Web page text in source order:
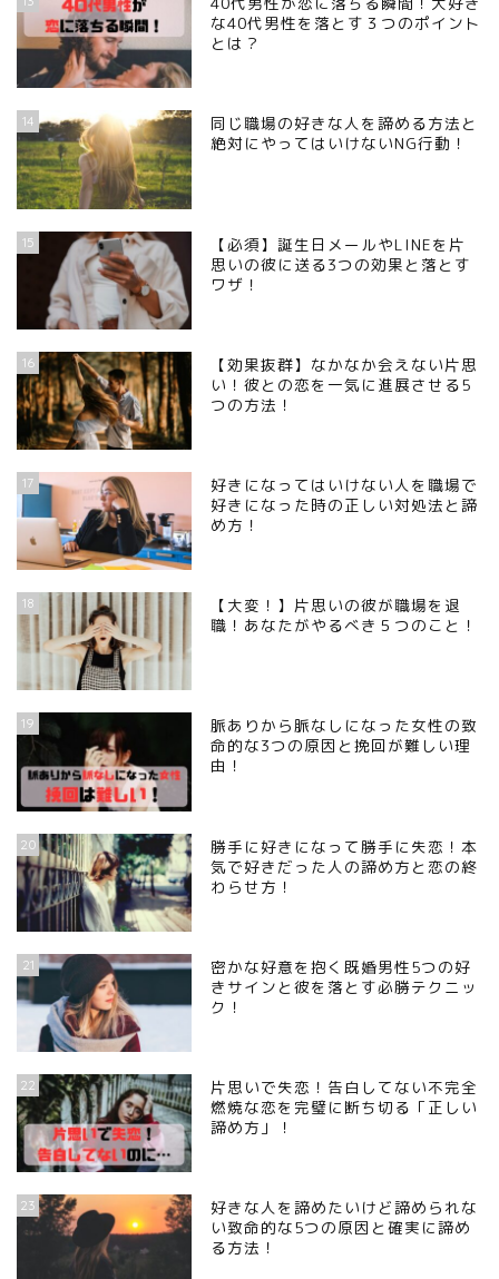
な40代男性を落とす３つのポイント
とは？
14
同じ職場の好きな人を諦める方法と
絶対にやってはいけないNG行動！
15
【必須】誕生日メールやLINEを片
思いの彼に送る3つの効果と落とす
ワザ！
16
【効果抜群】なかなか会えない片思
い！彼との恋を一気に進展させる5
つの方法！
17
好きになってはいけない人を職場で
好きになった時の正しい対処法と諦
め方！
18
【大変！】片思いの彼が職場を退
職！あなたがやるべき５つのこと！
19
脈ありから脈なしになった女性の致
命的な3つの原因と挽回が難しい理
由！
20
勝手に好きになって勝手に失恋！本
気で好きだった人の諦め方と恋の終
わらせ方！
21
密かな好意を抱く既婚男性5つの好
きサインと彼を落とす必勝テクニッ
ク！
22
片思いで失恋！告白してない不完全
燃焼な恋を完璧に断ち切る「正しい
諦め方」！
23
好きな人を諦めたいけど諦められな
い致命的な5つの原因と確実に諦め
る方法！